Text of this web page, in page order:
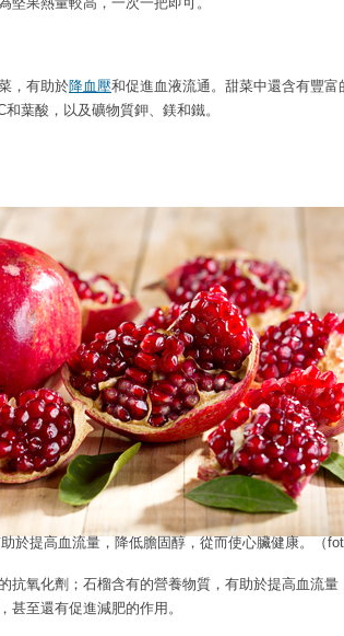
，有助於降血壓和促進血液流通。甜菜中還含有豐富
葉酸，以及礦物質鉀、鎂和鐵。
於提高血流量，降低膽固醇，從而使心臟健康。（
抗氧化劑；石榴含有的營養物質，有助於提高血流量
甚至還有促進減肥的作用。